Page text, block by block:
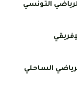
التونسي
الساحلي